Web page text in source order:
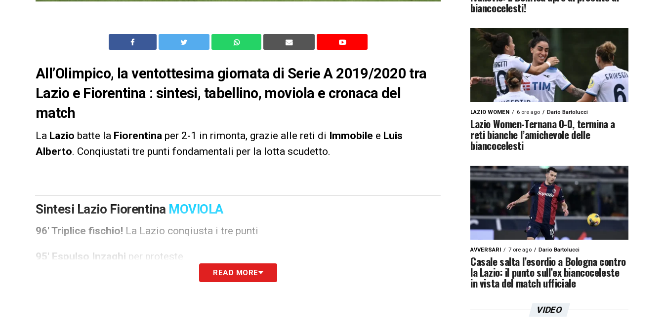
All’Olimpico, la ventottesima giornata di Serie A 2019/2020 tra
Lazio e Fiorentina : sintesi, tabellino, moviola e cronaca del
match
La Lazio batte la Fiorentina per 2-1 in rimonta, grazie alle reti di Immobile e Luis
Alberto. Conqiustati tre punti fondamentali per la lotta scudetto.
Sintesi Lazio Fiorentina MOVIOLA
96′ Triplice fischio! La Lazio conqiusta i tre punti
95′ Espulso Inzaghi per proteste
– Il serbo coloisce con una manata Patric. L’arbitro estrae il rosso
READ MORE
biancocelesti!
LAZIO WOMEN 6 ore ago Dario Bartolucci
Lazio Women-Ternana 0-0, termina a
reti bianche l’amichevole delle
biancocelesti
AVVERSARI 7 ore ago Dario Bartolucci
Casale salta l’esordio a Bologna contro
la Lazio: il punto sull’ex biancoceleste
in vista del match ufficiale
VIDEO